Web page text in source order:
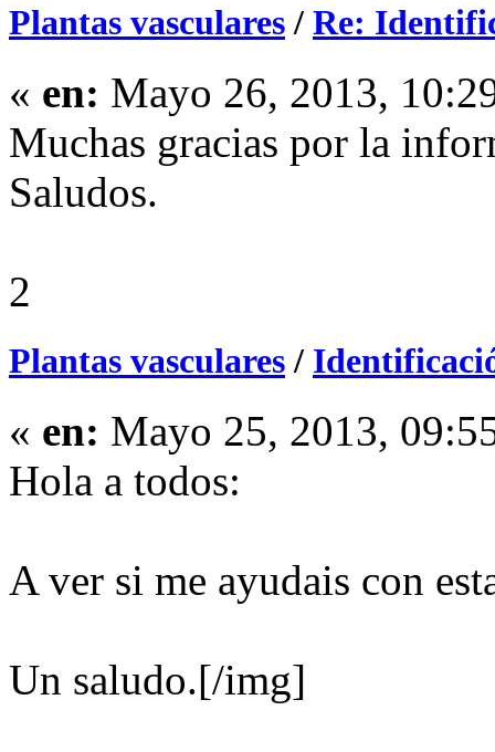
Plantas vasculares / Re:
« en: Mayo 26, 2013,
Muchas gracias por la
Saludos.
2
Plantas vasculares /
« en: Mayo 25, 2013,
Hola a todos:
A ver si me ayudais con
Un saludo.[/img]